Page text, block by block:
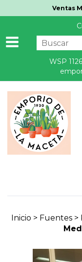
Ventas
WSP
Inicio > Fuentes >